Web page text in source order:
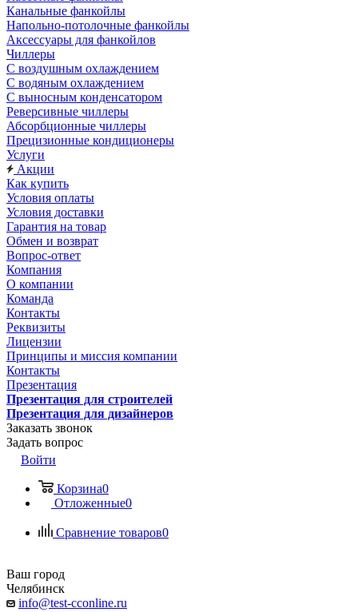
Канальные фанкойлы
Напольно-потолочные фанкойлы
Аксессуары для фанкойлов
Чиллеры
С воздушным охлаждением
С водяным охлаждением
С выносным конденсатором
Реверсивные чиллеры
Абсорбционные чиллеры
Прецизионные кондиционеры
Услуги
Акции
Как купить
Условия оплаты
Условия доставки
Гарантия на товар
Обмен и возврат
Вопрос-ответ
Компания
О компании
Команда
Контакты
Реквизиты
Лицензии
Принципы и миссия компании
Контакты
Презентация
Презентация для строителей
Презентация для дизайнеров
Заказать звонок
Задать вопрос
Войти
Корзина0
Отложенные0
Сравнение товаров0
Ваш город
Челябинск
info@test-cconline.ru